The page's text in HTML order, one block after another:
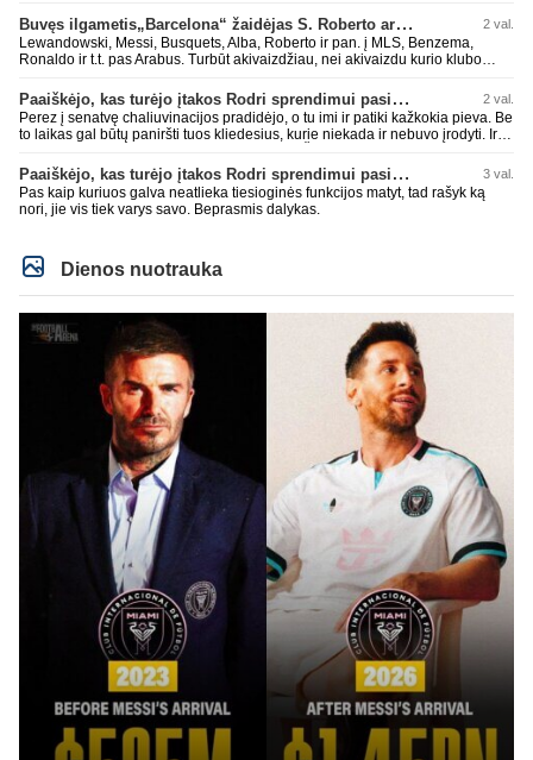
kontaktus su žaidėjo stovykla ar „City“ vadovais, oficialus formalus
pasiūlymas iki šiol nėra registruotas. ​Ispanijos gigantai tikrina situaciją ir
vertina galimybes, tačiau kol kas viskas vyksta tik žvalgybos ir neoficialių
nuryk tiesą" ir patylėk, nes esi neteisus. Čiao!
Buvęs ilgametis„Barcelona“ žaidėjas S. Roberto artėja link persikėlimo į MLS 2 val.
Lewandowski, Messi, Busquets, Alba, Roberto ir pan. į MLS, Benzema,
Ronaldo ir t.t. pas Arabus. Turbūt akivaizdžiau, nei akivaizdu kurio klubo
paskutiniu me tu ne tiek daug.
Paaiškėjo, kas turėjo įtakos Rodri sprendimui pasirinkti Barselonos pusę 2 val.
Perez į senatvę chaliuvinacijos pradidėjo, o tu imi ir patiki kažkokia pieva. Be
to laikas gal būtų paniršti tuos kliedesius, kurie niekada ir nebuvo įrodyti. Ir
esat. Kažkaip ne skaniai kvepia. RM todėl ir yra vienas nekenčiamiausių
daugumos fanų klubas, nes pastoviai verke ir verkia kažkokius kliedesius.
Remktis ne kažkokio Perezo kliedesiais, o faktais.
Paaiškėjo, kas turėjo įtakos Rodri sprendimui pasirinkti Barselonos pusę 3 val.
Pas kaip kuriuos galva neatlieka tiesioginės funkcijos matyt, tad rašyk ką
nori, jie vis tiek varys savo. Beprasmis dalykas.
Dienos nuotrauka